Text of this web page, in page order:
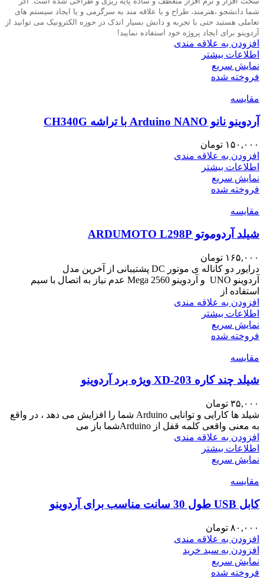
شما دانشجو ،هنرمند، طراح و یا علاقه مند به سرگرمی و یا ایجاد سیستم های
تعاملی هستید حتی با تجربه و دانش بسیار اندک در حوزه الکترونیک می توانید از
آردوینو برای ایجاد پروژه خود استفاده نمایید !
افزودن به علاقه مندی
اطلاعات بیشتر
نمایش سریع
فروخته شده
مقايسه
آردوینو نانو Arduino NANO با تراشه CH340G
۱۵۰,۰۰۰ تومان
افزودن به علاقه مندی
اطلاعات بیشتر
نمایش سریع
فروخته شده
مقايسه
شیلد آردوموتو ARDUMOTO L298P
۱۶۵,۰۰۰ تومان
درایور دو کاناله ی موتور DC پشتیبانی از آخرین مدل
آردوینو UNO و آردوینو Mega 2560 عدم نیاز به اتصال با سیم
استفاده از
افزودن به علاقه مندی
اطلاعات بیشتر
نمایش سریع
فروخته شده
مقايسه
شیلد چند کاره XD-203 ویژه برد آردوینو
۳۵,۰۰۰ تومان
شیلد ها کارایی و توانایی Arduino شما را افزایش می دهد ، در واقع
به معنی واقعی کلمه قفل از Arduinoشما باز می
افزودن به علاقه مندی
اطلاعات بیشتر
نمایش سریع
مقايسه
کابل USB طول 30 سانت مناسب برای آردوینو
۸۰,۰۰۰ تومان
افزودن به علاقه مندی
افزودن به سبد خرید
نمایش سریع
فروخته شده